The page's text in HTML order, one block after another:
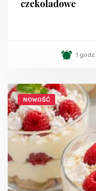
czekoladowe
1 godz.
NOWOŚĆ